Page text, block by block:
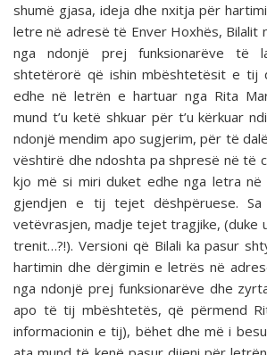
shumë gjasa, ideja dhe nxitja për
letre në adresë të Enver Hoxhës, Bilalit
nga ndonjë prej funksionarëve të
shtetërorë që ishin mbështetësit e tij
edhe në letrën e hartuar nga Rita
mund t’u ketë shkuar për t’u kërkuar
ndonjë mendim apo sugjerim, për të
vështirë dhe ndoshta pa shpresë në të
kjo më si miri duket edhe nga letra
gjendjen e tij tejet dëshpëruese.
vetëvrasjen, madje tejet tragjike, (duke
trenit…?!). Versioni që Bilali ka pasur
hartimin dhe dërgimin e letrës në
nga ndonjë prej funksionarëve dhe
apo të tij mbështetës, që përmend
informacionin e tij), bëhet dhe më i